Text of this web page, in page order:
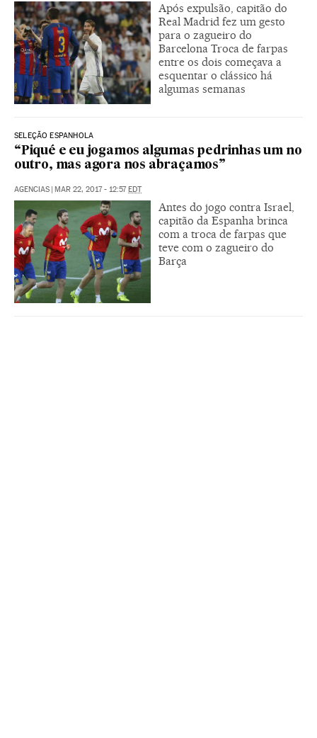
Após expulsão, capitão do
Real Madrid fez um gesto
para o zagueiro do
Barcelona Troca de farpas
entre os dois começava a
esquentar o clássico há
algumas semanas
SELEÇÃO ESPANHOLA
“Piqué e eu jogamos algumas pedrinhas um no
outro, mas agora nos abraçamos”
AGENCIAS | MAR 22, 2017 - 12:57EDT
Antes do jogo contra Israel,
capitão da Espanha brinca
com a troca de farpas que
teve com o zagueiro do
Barça